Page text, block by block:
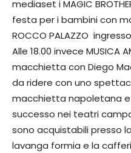
mediaset i MAGIC
festa per i bambini con
ROCCO PALAZZO
Alle 18.00 invece MUSICA
macchietta con Diego
da ridere con uno
macchietta napoletana
successo nei teatri
sono acquistabili presso
lavanga formia e la